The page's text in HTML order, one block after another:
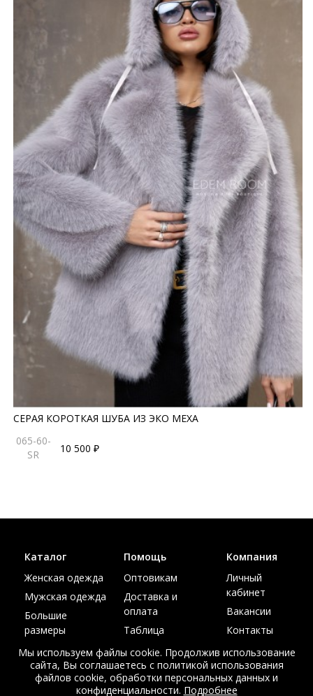
СЕРАЯ КОРОТКАЯ ШУБА ИЗ ЭКО МЕХА
065-60-
SR
10 500 ₽
Каталог
Женская одежда
Мужская одежда
Большие
размеры
Акции
Помощь
Оптовикам
Доставка и
оплата
Таблица
Компания
Личный
кабинет
Вакансии
Контакты
Мы используем файлы cookie. Продолжив использование
сайта, Вы соглашаетесь с политикой использования
файлов cookie, обработки персональных данных и
конфиденциальности. Подробнее